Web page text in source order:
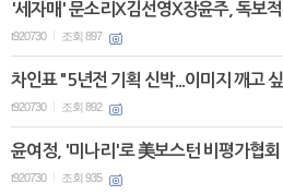
'세자매' 문소리X김선영X장윤주, 독보
t920730 조회 897
차인표 "5년전 기획 신박...이미지 깨고
t920730 조회 892
윤여정, '미나리'로 美보스턴 비평가협회
t920730 조회 935